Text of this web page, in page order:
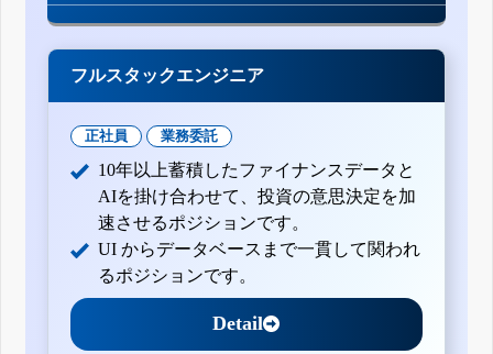
フルスタックエンジニア
正社員 業務委託
10年以上蓄積したファイナンスデータと
AIを掛け合わせて、投資の意思決定を加
速させるポジションです。
UI からデータベースまで一貫して関われ
るポジションです。
Detail